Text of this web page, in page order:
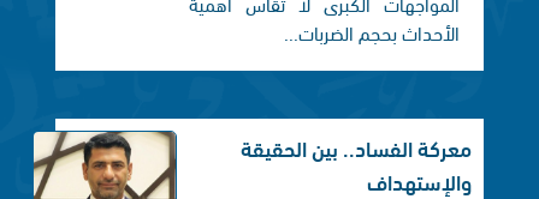
الأحداث بحجم الضربات...
معركة الفساد.. بين الحقيقة
والإستهداف